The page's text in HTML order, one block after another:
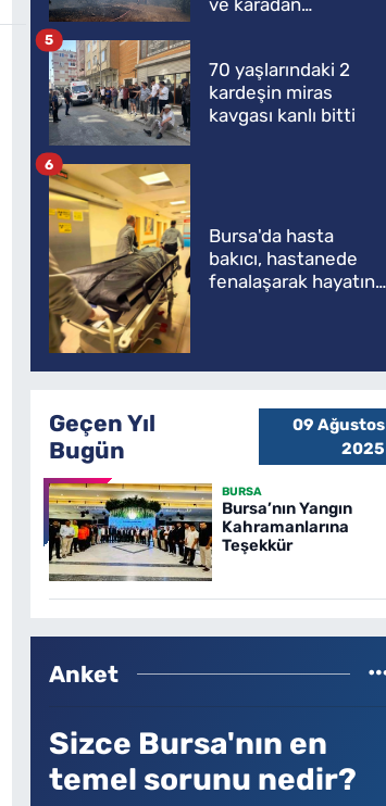
70 yaşlarındaki 2
kardeşin miras
kavgası kanlı bitti
5
Bursa'da hasta
bakıcı, hastanede
fenalaşarak hayatını
6
Geçen Yıl
Bugün
09 Ağustos
2025
BURSA
Bursa’nın Yangın
Kahramanlarına
Teşekkür
Anket
Sizce Bursa'nın en
temel sorunu nedir?